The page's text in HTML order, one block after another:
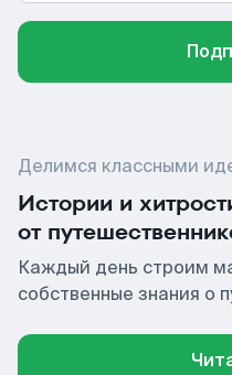
Делимся классными
Истории и
от
Каждый день строим
собственные знания о